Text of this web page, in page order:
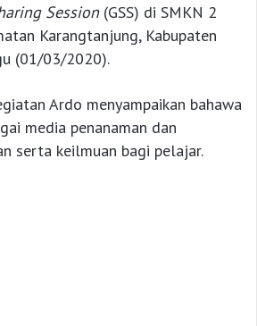
Session(GSS) di SMKN 2
Karangtanjung, Kabupaten
(01/03/2020).
Ardo menyampaikan bahawa
media penanaman dan
serta keilmuan bagi pelajar.